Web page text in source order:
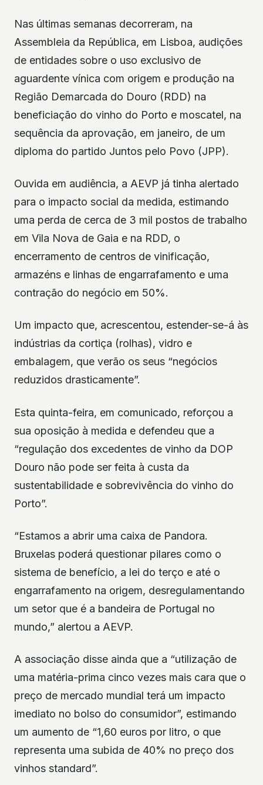
Nas últimas semanas decorreram, na
Assembleia da República, em Lisboa, audições
de entidades sobre o uso exclusivo de
aguardente vínica com origem e produção na
Região Demarcada do Douro (RDD) na
beneficiação do vinho do Porto e moscatel, na
sequência da aprovação, em janeiro, de um
diploma do partido Juntos pelo Povo (JPP).
Ouvida em audiência, a AEVP já tinha alertado
para o impacto social da medida, estimando
uma perda de cerca de 3 mil postos de trabalho
em Vila Nova de Gaia e na RDD, o
encerramento de centros de vinificação,
armazéns e linhas de engarrafamento e uma
contração do negócio em 50%.
Um impacto que, acrescentou, estender-se-á às
indústrias da cortiça (rolhas), vidro e
embalagem, que verão os seus “negócios
reduzidos drasticamente”.
Esta quinta-feira, em comunicado, reforçou a
sua oposição à medida e defendeu que a
“regulação dos excedentes de vinho da DOP
Douro não pode ser feita à custa da
sustentabilidade e sobrevivência do vinho do
Porto”.
“Estamos a abrir uma caixa de Pandora.
Bruxelas poderá questionar pilares como o
sistema de benefício, a lei do terço e até o
engarrafamento na origem, desregulamentando
um setor que é a bandeira de Portugal no
mundo,” alertou a AEVP.
A associação disse ainda que a “utilização de
uma matéria-prima cinco vezes mais cara que o
preço de mercado mundial terá um impacto
imediato no bolso do consumidor”, estimando
um aumento de “1,60 euros por litro, o que
representa uma subida de 40% no preço dos
vinhos standard”.